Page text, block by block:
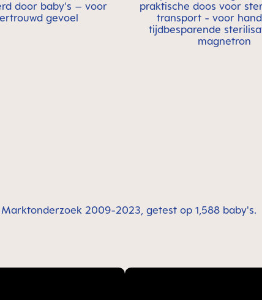
door baby's – voor
gevoel
praktische doos voor
transport - voor
tijdbesparende
magnetron
2009-2023, getest op 1,588 baby's.